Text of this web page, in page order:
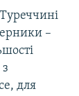
–
для